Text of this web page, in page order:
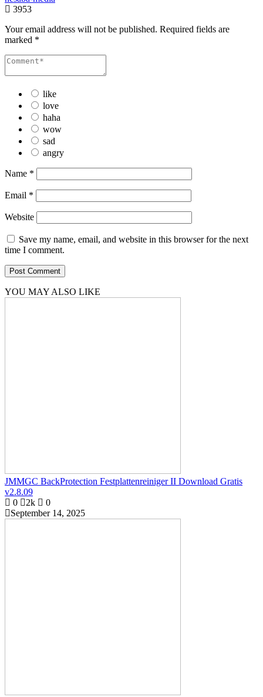
3953
Your email address will not be published. Required fields are
marked *
like
love
haha
wow
sad
angry
Name *
Email *
Website
Save my name, email, and website in this browser for the next
time I comment.
YOU MAY ALSO LIKE
JMMGC BackProtection Festplattenreiniger II Download Gratis
v2.8.09
0
2k
0
September 14, 2025